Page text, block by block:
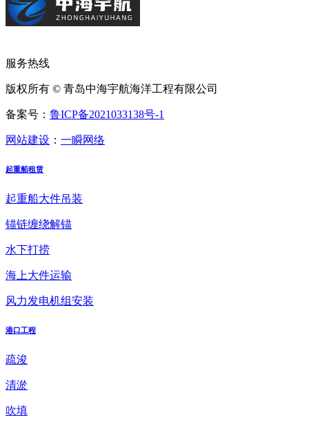
服务热线
版权所有 © 青岛中海宇航海洋工程有限公司
备案号： 鲁ICP备2021033138号-1
网站建设 ： 一瞬网络
起重船租赁
起重船大件吊装
锚链缠绕解锚
水下打捞
海上大件运输
风力发电机组安装
港口工程
疏浚
清淤
吹填